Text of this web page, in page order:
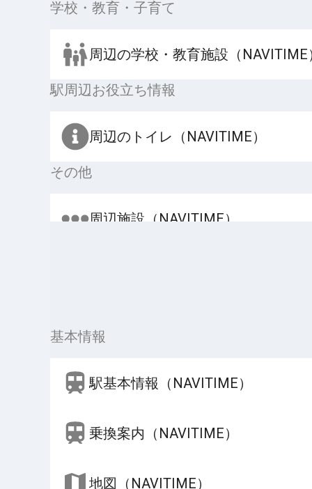
学校・教育・子育て
周辺の学校・教育施設（NAVITIME
駅周辺お役立ち情報
周辺のトイレ（NAVITIME）
その他
周辺施設（NAVITIME）
基本情報
駅基本情報（NAVITIME）
乗換案内（NAVITIME）
地図（NAVITIME）